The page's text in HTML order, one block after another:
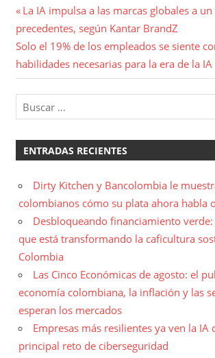
Navegación
de
entradas
Entrada
anterior:
La IA impulsa a las marcas globales a
precedentes, según Kantar BrandZ
Entrada
siguiente:
Solo el 19% de los empleados se siente
habilidades necesarias para la era de la IA
ENTRADAS RECIENTES
Dirty Kitchen y Bancolombia le
colombianos cómo su plata ahora habla
Desbloqueando financiamiento verde:
que está transformando la caficultura
Colombia
Las Cinco Económicas de agosto: el
economía colombiana, la inflación y las
esperan los mercados
Empresas más resilientes ya ven la IA
principal reto de ciberseguridad